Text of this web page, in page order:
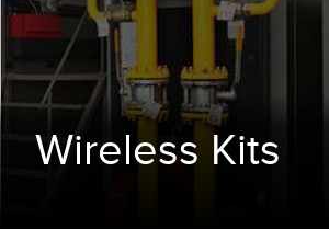
光電センサ
レーザー距離測定
測定アレイ
3D TOF
IIOT AND THE SMART
FACTORY
Overall Equipment Effectiveness (OEE)
リモート監視
Wireless Kits